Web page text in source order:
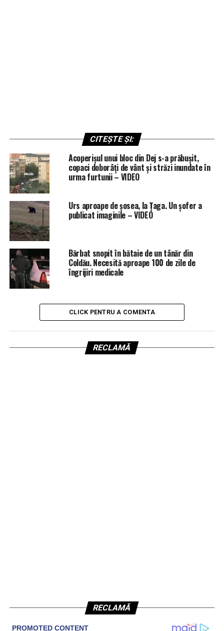
CITEȘTE ȘI:
Acoperișul unui bloc din Dej s-a prăbușit,
copaci doborâți de vânt și străzi inundate în
urma furtunii – VIDEO
Urs aproape de șosea, la Țaga. Un șofer a
publicat imaginile – VIDEO
Bărbat snopit în bătaie de un tânăr din
Coldău. Necesită aproape 100 de zile de
îngrijiri medicale
CLICK PENTRU A COMENTA
RECLAMĂ
RECLAMĂ